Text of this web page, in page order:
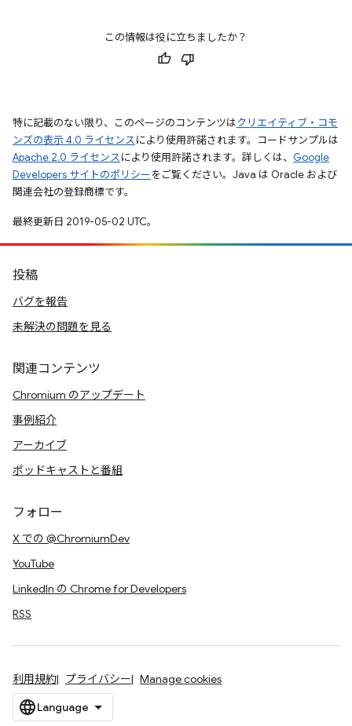
この情報は役に立ちましたか？
特に記載のない限り、このページのコンテンツはクリエイティブ・コモ
ンズの表示 4.0 ライセンスにより使用許諾されます。コードサンプルは
Apache 2.0 ライセンスにより使用許諾されます。詳しくは、 Google
Developers サイトのポリシーをご覧ください。Java は Oracle および
関連会社の登録商標です。
最終更新日 2019-05-02 UTC。
投稿
バグを報告
未解決の問題を見る
関連コンテンツ
Chromium のアップデート
事例紹介
アーカイブ
ポッドキャストと番組
フォロー
X での @ChromiumDev
YouTube
LinkedIn の Chrome for Developers
RSS
利用規約 プライバシー Manage cookies